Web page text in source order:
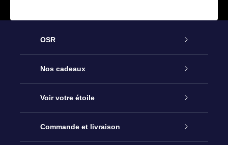
OSR
Service
À propos de l’OSR
Nous contacter
Nos cadeaux
Cadeau d’étoile en ligne
Coffret cadeau OSR
Voir votre étoile
Registre des étoiles
Commande et livraison